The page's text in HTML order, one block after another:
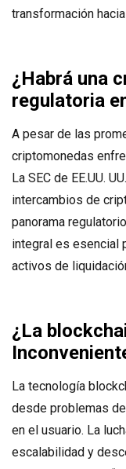
transformación
¿Habrá una
regulatoria
A pesar de las
criptomonedas
La SEC de EE.UU.
intercambios de
panorama
integral es esencial
activos de
¿La
La tecnología
desde problemas
en el usuario. La
escalabilidad y